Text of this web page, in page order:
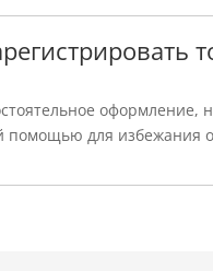
оформление,
помощью для избежания